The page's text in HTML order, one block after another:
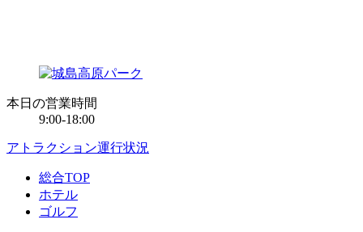
本日の営業時間
9:00-18:00
アトラクション運行状況
総合TOP
ホテル
ゴルフ